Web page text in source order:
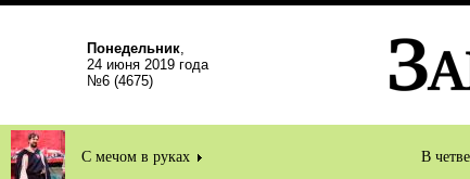
Понедельник,
24 июня 2019 года
№6 (4675)
С мечом в руках В